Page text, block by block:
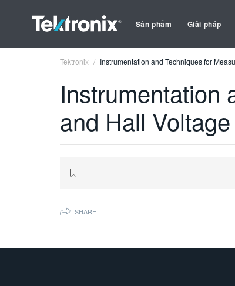
Sản phẩm Giải pháp
Tektronix Instrumentation and Techniques for
Instrumentation
and Hall
SHARE